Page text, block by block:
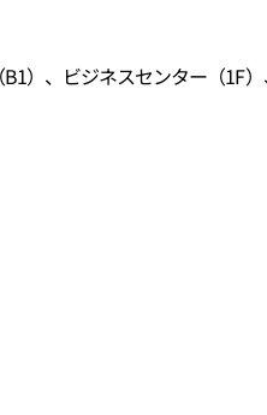
）、ビジネスセンター（1F